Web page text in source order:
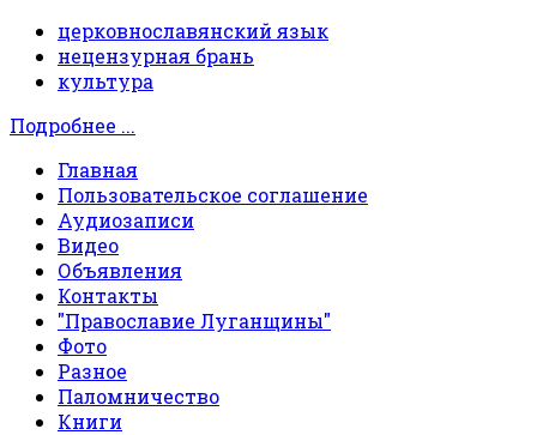
церковнославянский язык
нецензурная брань
культура
Подробнее ...
Главная
Пользовательское соглашение
Аудиозаписи
Видео
Объявления
Контакты
"Православие Луганщины"
Фото
Разное
Паломничество
Книги